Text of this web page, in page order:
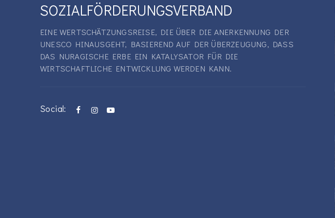
SOZIALFÖRDERUNGSVERBAND
EINE WERTSCHÄTZUNGSREISE, DIE ÜBER DIE ANERKENNUNG DER
UNESCO HINAUSGEHT, BASIEREND AUF DER ÜBERZEUGUNG, DASS
DAS NURAGISCHE ERBE EIN KATALYSATOR FÜR DIE
WIRTSCHAFTLICHE ENTWICKLUNG WERDEN KANN.
Social: